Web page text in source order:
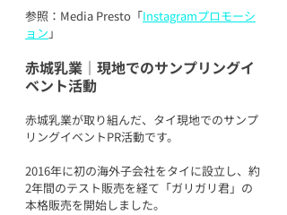
参照：Media Presto「Instagramプロモーシ
ョン 」
赤城乳業｜現地でのサンプリングイ
ベント活動
赤城乳業が取り組んだ、タイ現地でのサンプ
リングイベントPR活動です。
2016年に初の海外子会社をタイに設立し、約
2年間のテスト販売を経て「ガリガリ君」の
本格販売を開始しました。